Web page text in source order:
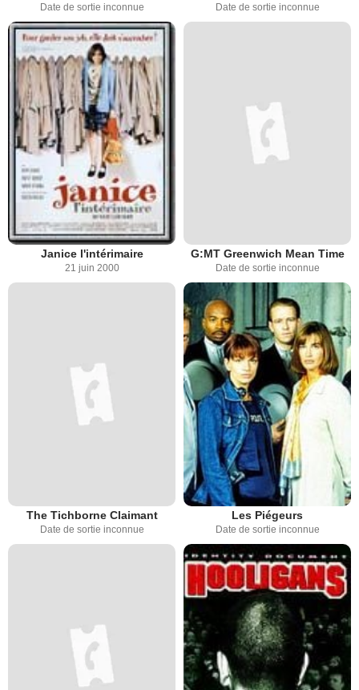
Date de sortie inconnue Date de sortie inconnue
Janice l'intérimaire
21 juin 2000
G:MT Greenwich Mean Time
Date de sortie inconnue
The Tichborne Claimant
Date de sortie inconnue
Les Piégeurs
Date de sortie inconnue